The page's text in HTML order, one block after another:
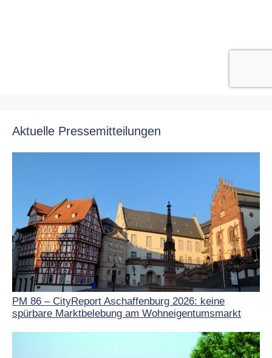
Aktuelle Pressemitteilungen
PM 86 – CityReport Aschaffenburg 2026: keine
spürbare Marktbelebung am Wohneigentumsmarkt